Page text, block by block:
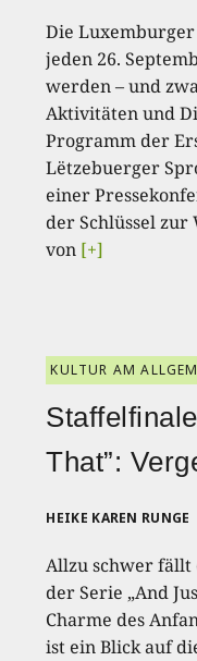
Die Luxemburger
jeden 26.
werden – und
Aktivitäten und
Programm der
Lëtzebuerger
einer
der Schlüssel zur
von [+]
KULTUR AM
That”:
HEIKE KAREN RUNGE
Allzu schwer fällt
der Serie „And
Charme des
ist ein Blick auf